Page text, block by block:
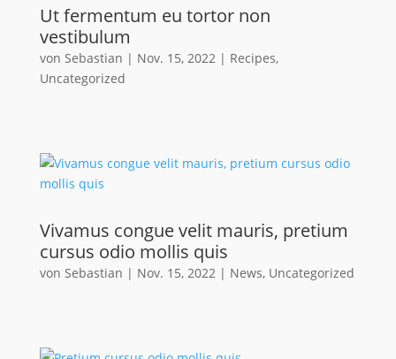
Ut fermentum eu tortor non
vestibulum
von Sebastian | Nov. 15, 2022 | Recipes,
Uncategorized
Vivamus congue velit mauris, pretium
cursus odio mollis quis
von Sebastian | Nov. 15, 2022 | News, Uncategorized